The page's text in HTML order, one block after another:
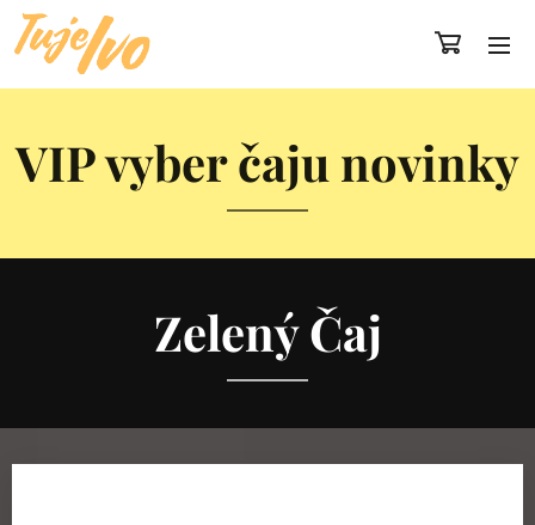
VIP vyber čaju novinky
Zelený Čaj